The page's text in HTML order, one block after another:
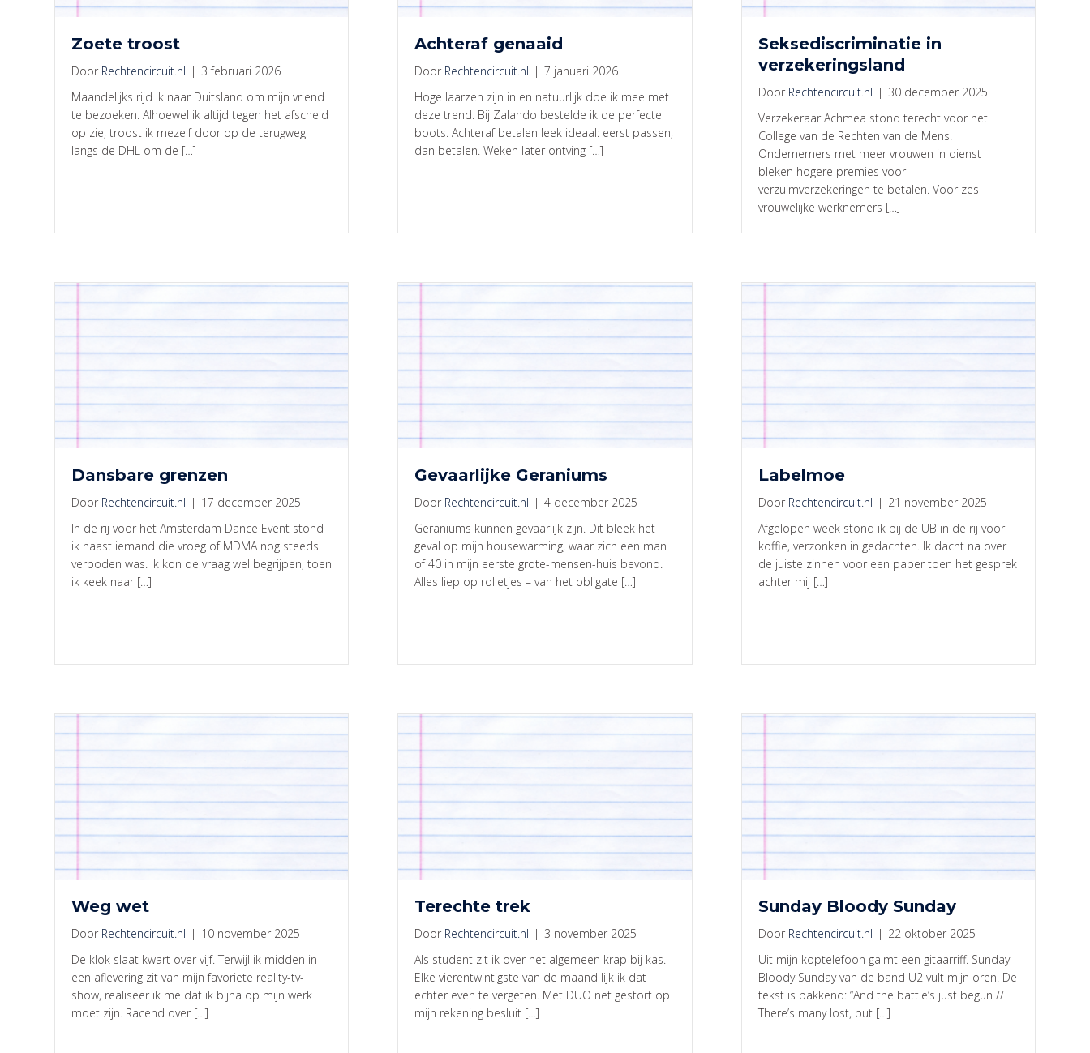
Zoete troost
Door Rechtencircuit.nl | 3 februari 2026
Maandelijks rijd ik naar Duitsland om mijn vriend
te bezoeken. Alhoewel ik altijd tegen het afscheid
op zie, troost ik mezelf door op de terugweg
langs de DHL om de […]
Achteraf genaaid
Door Rechtencircuit.nl | 7 januari 2026
Hoge laarzen zijn in en natuurlijk doe ik mee met
deze trend. Bij Zalando bestelde ik de perfecte
boots. Achteraf betalen leek ideaal: eerst passen,
dan betalen. Weken later ontving […]
Seksediscriminatie in
verzekeringsland
Door Rechtencircuit.nl | 30 december 2025
Verzekeraar Achmea stond terecht voor het
College van de Rechten van de Mens.
Ondernemers met meer vrouwen in dienst
bleken hogere premies voor
verzuimverzekeringen te betalen. Voor zes
vrouwelijke werknemers […]
Dansbare grenzen
Door Rechtencircuit.nl | 17 december 2025
In de rij voor het Amsterdam Dance Event stond
ik naast iemand die vroeg of MDMA nog steeds
verboden was. Ik kon de vraag wel begrijpen, toen
ik keek naar […]
Gevaarlijke Geraniums
Door Rechtencircuit.nl | 4 december 2025
Geraniums kunnen gevaarlijk zijn. Dit bleek het
geval op mijn housewarming, waar zich een man
of 40 in mijn eerste grote-mensen-huis bevond.
Alles liep op rolletjes – van het obligate […]
Labelmoe
Door Rechtencircuit.nl | 21 november 2025
Afgelopen week stond ik bij de UB in de rij voor
koffie, verzonken in gedachten. Ik dacht na over
de juiste zinnen voor een paper toen het gesprek
achter mij […]
Weg wet
Door Rechtencircuit.nl | 10 november 2025
De klok slaat kwart over vijf. Terwijl ik midden in
een aflevering zit van mijn favoriete reality-tv-
show, realiseer ik me dat ik bijna op mijn werk
moet zijn. Racend over […]
Terechte trek
Door Rechtencircuit.nl | 3 november 2025
Als student zit ik over het algemeen krap bij kas.
Elke vierentwintigste van de maand lijk ik dat
echter even te vergeten. Met DUO net gestort op
mijn rekening besluit […]
Sunday Bloody Sunday
Door Rechtencircuit.nl | 22 oktober 2025
Uit mijn koptelefoon galmt een gitaarriff. Sunday
Bloody Sunday van de band U2 vult mijn oren. De
tekst is pakkend: “And the battle’s just begun //
There’s many lost, but […]